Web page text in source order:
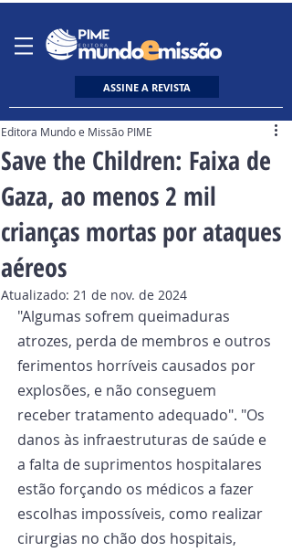
ASSINE A REVISTA
Save the Children: Faixa de
Gaza, ao menos 2 mil
crianças mortas por ataques
aéreos
Editora Mundo e Missão PIME
Atualizado: 21 de nov. de 2024
"Algumas sofrem queimaduras
atrozes, perda de membros e outros
ferimentos horríveis causados por
explosões, e não conseguem
receber tratamento adequado". "Os
danos às infraestruturas de saúde e
a falta de suprimentos hospitalares
estão forçando os médicos a fazer
escolhas impossíveis, como realizar
cirurgias no chão dos hospitais,